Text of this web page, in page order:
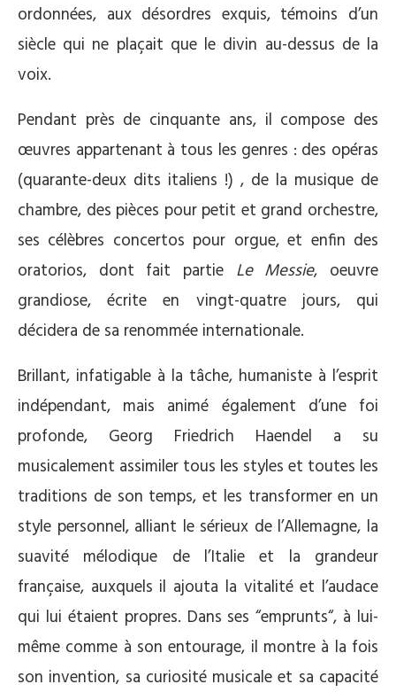
ordonnées, aux désordres exquis, témoins d’un
siècle qui ne plaçait que le divin au-dessus de la
voix.
Pendant près de cinquante ans, il compose des
œuvres appartenant à tous les genres : des opéras
(quarante-deux dits italiens !) , de la musique de
chambre, des pièces pour petit et grand orchestre,
ses célèbres concertos pour orgue, et enfin des
oratorios, dont fait partie Le Messie, oeuvre
grandiose, écrite en vingt-quatre jours, qui
décidera de sa renommée internationale.
Brillant, infatigable à la tâche, humaniste à l’esprit
indépendant, mais animé également d’une foi
profonde, Georg Friedrich Haendel a su
musicalement assimiler tous les styles et toutes les
traditions de son temps, et les transformer en un
style personnel, alliant le sérieux de l’Allemagne, la
suavité mélodique de l’Italie et la grandeur
française, auxquels il ajouta la vitalité et l’audace
qui lui étaient propres. Dans ses “emprunts“, à lui-
même comme à son entourage, il montre à la fois
son invention, sa curiosité musicale et sa capacité